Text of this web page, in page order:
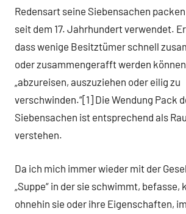
Redensart seine Siebensachen
seit dem 17. Jahrhundert verwendet.
dass wenige Besitztümer schnell
oder zusammengerafft werden
„abzureisen, auszuziehen oder eilig zu
verschwinden.“[1] Die Wendung Pack
Siebensachen ist entsprechend als
verstehen.
Da ich mich immer wieder mit der
„Suppe“ in der sie schwimmt,
ohnehin sie oder ihre Eigenschaften,